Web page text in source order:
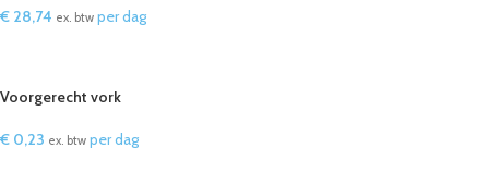
€ 28,74 ex. btw per dag
Voorgerecht vork
€ 0,23 ex. btw per dag